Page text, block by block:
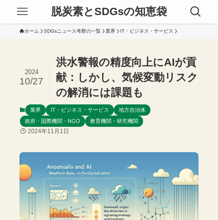
脱炭素とSDGsの知恵袋
ホーム SDGsニュース考察の一覧 業界 IT・ビジネス・サービス
洪水警報の精度向上にAIが貢
献：しかし、気候変動リスク
の解消には課題も
2024
10/27
業界 IT・ビジネス・サービス
地方自治体
政府・国際機関・NGO
教育機関・研究機関
2024年11月1日